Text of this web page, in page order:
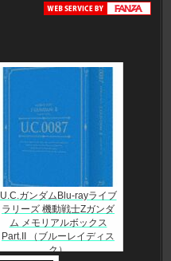
U.C.ガンダムBlu-rayライブ
ラリーズ 機動戦士Zガンダ
ム メモリアルボックス
Part.II （ブルーレイディス
ク）